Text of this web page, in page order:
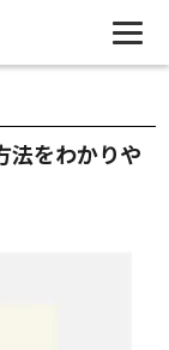
法をわかりや